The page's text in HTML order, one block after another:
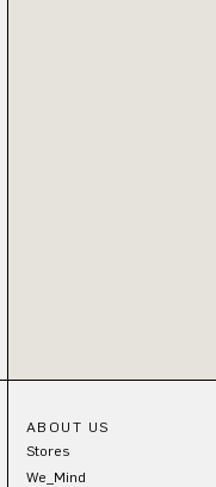
ABOUT US
Stores
We_Mind